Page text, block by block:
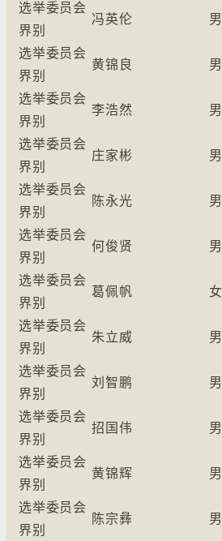
选举委员会
界别
冯英伦 男
选举委员会
界别
黄锦良 男
选举委员会
界别
李浩然 男
选举委员会
界别
庄家彬 男
选举委员会
界别
陈永光 男
选举委员会
界别
何俊贤 男
选举委员会
界别
葛佩帆 女
选举委员会
界别
朱立威 男
选举委员会
界别
刘智鹏 男
选举委员会
界别
招国伟 男
选举委员会
界别
黄锦辉 男
选举委员会
界别
陈宗彝 男